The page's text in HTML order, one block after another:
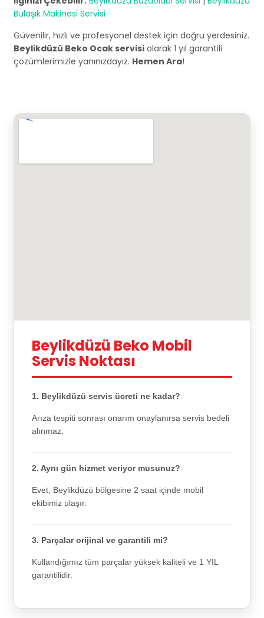
Bulaşık Makinesi Servisi
Güvenilir, hızlı ve profesyonel destek için doğru yerdesiniz.
Beylikdüzü Beko Ocak servisi olarak 1 yıl garantili
çözümlerimizle yanınızdayız. Hemen Ara!
Beylikdüzü Beko Mobil
Servis Noktası
1. Beylikdüzü servis ücreti ne kadar?
Arıza tespiti sonrası onarım onaylanırsa servis bedeli
alınmaz.
2. Aynı gün hizmet veriyor musunuz?
Evet, Beylikdüzü bölgesine 2 saat içinde mobil
ekibimiz ulaşır.
3. Parçalar orijinal ve garantili mi?
Kullandığımız tüm parçalar yüksek kaliteli ve 1 YIL
garantilidir.